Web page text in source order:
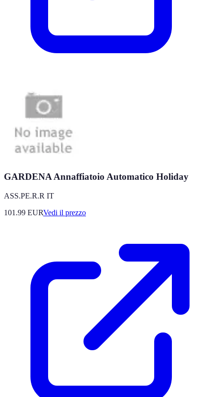
GARDENA Annaffiatoio Automatico Holiday
ASS.PE.R.R IT
101.99 EURVedi il prezzo